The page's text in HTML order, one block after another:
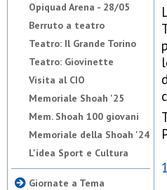
Opiquad Arena - 28/05
Berruto a teatro
Teatro: Il Grande Torino
Teatro: Giovinette
Visita al CIO
Memoriale Shoah '25
Mem. Shoah 100 giovani
Memoriale della Shoah '24
L'idea Sport e Cultura
Giornate a Tema